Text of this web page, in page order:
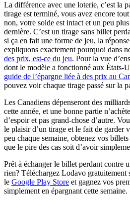
La différence avec une loterie, c’est la
tirage est terminé, vous avez encore
non, votre solde est intact et un peu
dernière. C’est un tirage sans billet
si ça en fait une forme de jeu, la
expliquons exactement pourquoi dans
des prix, est-ce du jeu. Pour la vue
dont le modèle a fonctionné aux États-
guide de l’épargne liée à des prix au
pouvez voir chaque tirage passé sur la
Les Canadiens dépenseront des
cette année, et une bonne partie
d’espoir et pas grand-chose d’autre.
le plaisir d’un tirage et le fait de garder
peu chaque semaine, obtenez vos
que le pire des cas soit d’avoir
Prêt à échanger le billet perdant contre
rien? Téléchargez Lodavo gratuitement
le Google Play Store(s'ouvre dans un
et gagnez vos
simplement en épargnant cette semaine.